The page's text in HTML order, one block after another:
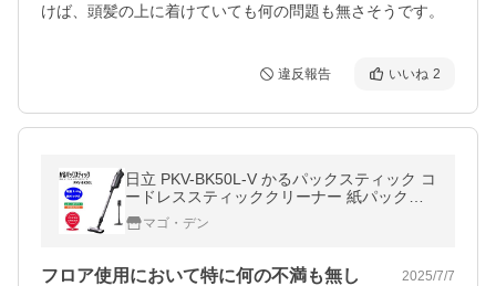
違反報告 いいね 2
日立 PKV-BK50L-V かるパックスティック コ
ードレススティッククリーナー 紙パック式
掃除機 ライトラベンダー 新品
マゴ・デン
フロア使用において特に何の不満も無し 2025/7/7